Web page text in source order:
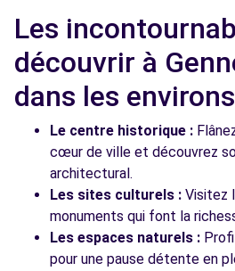
Les
découvrir à
dans les environs
Le centre historique :
cœur de ville et découvrez
architectural.
Les sites culturels : Visitez
monuments qui font la
Les espaces naturels :
pour une pause détente en